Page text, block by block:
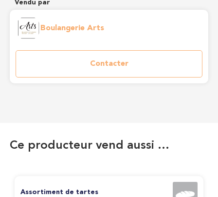
Vendu par
Boulangerie Arts
Contacter
Ce producteur vend aussi …
Assortiment de tartes